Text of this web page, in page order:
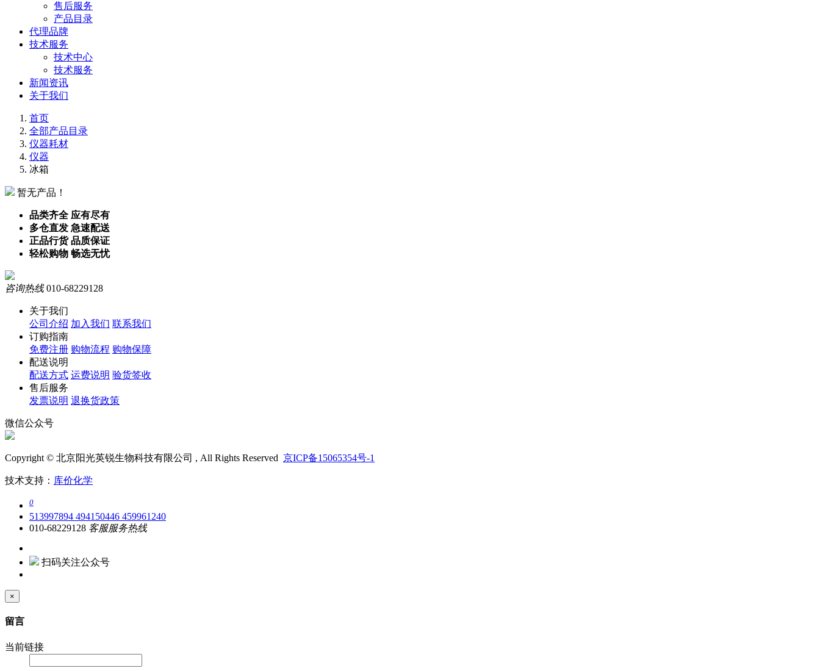
售后服务
产品目录
代理品牌
技术服务
技术中心
技术服务
新闻资讯
关于我们
首页
全部产品目录
仪器耗材
仪器
冰箱
暂无产品！
品类齐全 应有尽有
多仓直发 急速配送
正品行货 品质保证
轻松购物 畅选无忧
咨询热线010-68229128
关于我们
公司介绍 加入我们 联系我们
订购指南
免费注册 购物流程 购物保障
配送说明
配送方式 运费说明 验货签收
售后服务
发票说明 退换货政策
微信公众号
Copyright © 北京阳光英锐生物科技有限公司 , All Rights Reserved 京ICP备15065354号-1
技术支持： 库价化学
0
513997894 494150446 459961240
010-68229128 客服服务热线
扫码关注公众号
×
留言
当前链接